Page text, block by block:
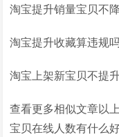
淘宝提升销量宝贝不
淘宝提升收藏算违规
淘宝上架新宝贝不提
查看更多相似文章以
宝贝在线人数有什么